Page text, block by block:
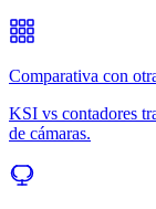
Comparativa con
KSI vs contadores
de cámaras.